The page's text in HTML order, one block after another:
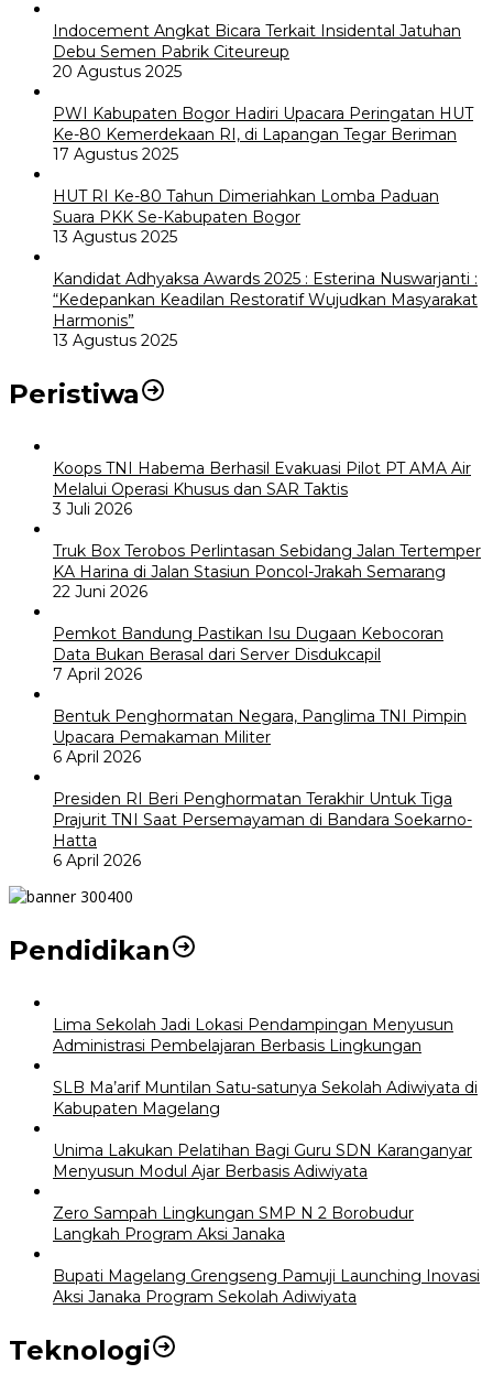
Indocement Angkat Bicara Terkait Insidental Jatuhan
Debu Semen Pabrik Citeureup
20 Agustus 2025
PWI Kabupaten Bogor Hadiri Upacara Peringatan HUT
Ke-80 Kemerdekaan RI, di Lapangan Tegar Beriman
17 Agustus 2025
HUT RI Ke-80 Tahun Dimeriahkan Lomba Paduan
Suara PKK Se-Kabupaten Bogor
13 Agustus 2025
Kandidat Adhyaksa Awards 2025 : Esterina Nuswarjanti :
“Kedepankan Keadilan Restoratif Wujudkan Masyarakat
Harmonis”
13 Agustus 2025
Peristiwa
Koops TNI Habema Berhasil Evakuasi Pilot PT AMA Air
Melalui Operasi Khusus dan SAR Taktis
3 Juli 2026
Truk Box Terobos Perlintasan Sebidang Jalan Tertemper
KA Harina di Jalan Stasiun Poncol-Jrakah Semarang
22 Juni 2026
Pemkot Bandung Pastikan Isu Dugaan Kebocoran
Data Bukan Berasal dari Server Disdukcapil
7 April 2026
Bentuk Penghormatan Negara, Panglima TNI Pimpin
Upacara Pemakaman Militer
6 April 2026
Presiden RI Beri Penghormatan Terakhir Untuk Tiga
Prajurit TNI Saat Persemayaman di Bandara Soekarno-
Hatta
6 April 2026
Pendidikan
Lima Sekolah Jadi Lokasi Pendampingan Menyusun
Administrasi Pembelajaran Berbasis Lingkungan
SLB Ma’arif Muntilan Satu-satunya Sekolah Adiwiyata di
Kabupaten Magelang
Unima Lakukan Pelatihan Bagi Guru SDN Karanganyar
Menyusun Modul Ajar Berbasis Adiwiyata
Zero Sampah Lingkungan SMP N 2 Borobudur
Langkah Program Aksi Janaka
Bupati Magelang Grengseng Pamuji Launching Inovasi
Aksi Janaka Program Sekolah Adiwiyata
Teknologi